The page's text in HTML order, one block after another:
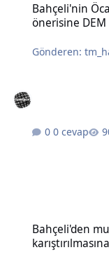
Bahçeli'nin
önerisine
Gönderen:
0 cevap
Bahçeli'den